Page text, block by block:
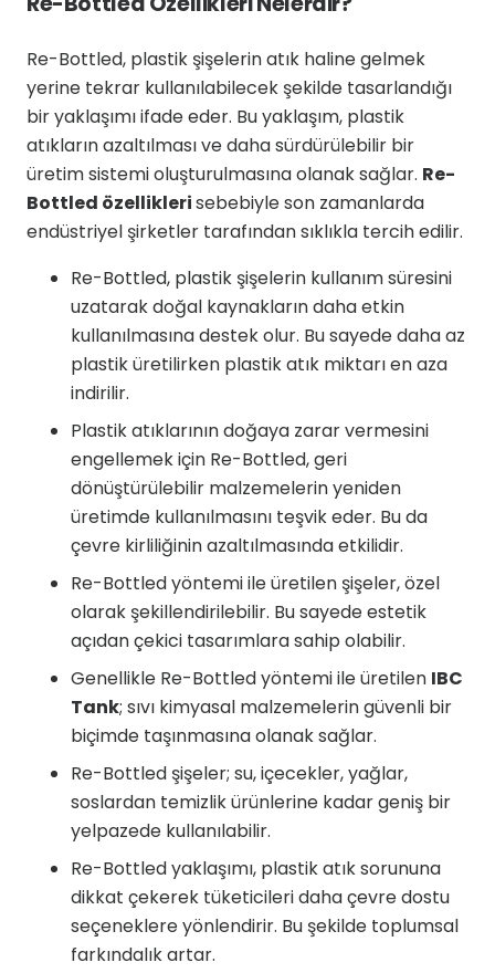
Re-Bottled, plastik şişelerin atık haline gelmek
yerine tekrar kullanılabilecek şekilde tasarlandığı
bir yaklaşımı ifade eder. Bu yaklaşım, plastik
atıkların azaltılması ve daha sürdürülebilir bir
üretim sistemi oluşturulmasına olanak sağlar. Re-
Bottled özelliklerisebebiyle son zamanlarda
endüstriyel şirketler tarafından sıklıkla tercih edilir.
Re-Bottled, plastik şişelerin kullanım süresini
uzatarak doğal kaynakların daha etkin
kullanılmasına destek olur. Bu sayede daha az
plastik üretilirken plastik atık miktarı en aza
indirilir.
Plastik atıklarının doğaya zarar vermesini
engellemek için Re-Bottled, geri
dönüştürülebilir malzemelerin yeniden
üretimde kullanılmasını teşvik eder. Bu da
çevre kirliliğinin azaltılmasında etkilidir.
Re-Bottled yöntemi ile üretilen şişeler, özel
olarak şekillendirilebilir. Bu sayede estetik
açıdan çekici tasarımlara sahip olabilir.
Genellikle Re-Bottled yöntemi ile üretilen IBC
Tank; sıvı kimyasal malzemelerin güvenli bir
biçimde taşınmasına olanak sağlar.
Re-Bottled şişeler; su, içecekler, yağlar,
soslardan temizlik ürünlerine kadar geniş bir
yelpazede kullanılabilir.
Re-Bottled yaklaşımı, plastik atık sorununa
dikkat çekerek tüketicileri daha çevre dostu
seçeneklere yönlendirir. Bu şekilde toplumsal
farkındalık artar.